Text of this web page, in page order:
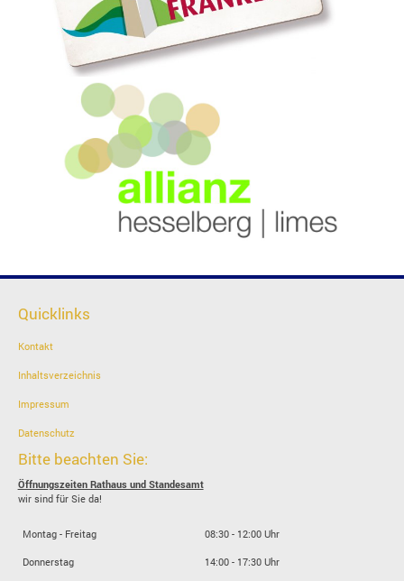
Quicklinks
Kontakt
Inhaltsverzeichnis
Impressum
Datenschutz
Bitte beachten Sie:
Öffnungszeiten Rathaus und Standesamt
wir sind für Sie da!
Montag - Freitag 08:30 - 12:00 Uhr
Donnerstag 14:00 - 17:30 Uhr